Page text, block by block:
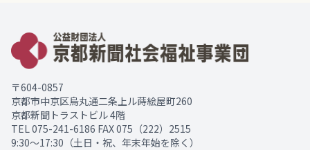
〒604-0857
京都市中京区烏丸通二条上ル蒔絵屋町260
京都新聞トラストビル 4階
TEL 075-241-6186 FAX 075（222）2515
9:30～17:30（土日・祝、年末年始を除く）